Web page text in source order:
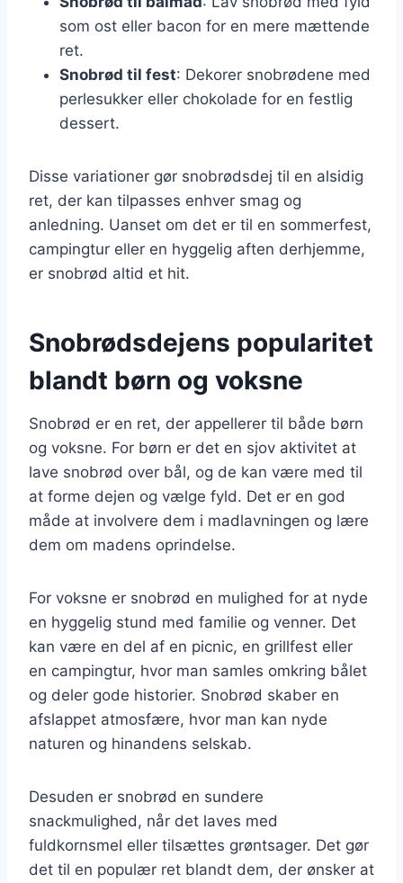
som ost eller bacon for en mere mættende
ret.
Snobrød til fest: Dekorer snobrødene med
perlesukker eller chokolade for en festlig
dessert.
Disse variationer gør snobrødsdej til en alsidig
ret, der kan tilpasses enhver smag og
anledning. Uanset om det er til en sommerfest,
campingtur eller en hyggelig aften derhjemme,
er snobrød altid et hit.
Snobrødsdejens popularitet
blandt børn og voksne
Snobrød er en ret, der appellerer til både børn
og voksne. For børn er det en sjov aktivitet at
lave snobrød over bål, og de kan være med til
at forme dejen og vælge fyld. Det er en god
måde at involvere dem i madlavningen og lære
dem om madens oprindelse.
For voksne er snobrød en mulighed for at nyde
en hyggelig stund med familie og venner. Det
kan være en del af en picnic, en grillfest eller
en campingtur, hvor man samles omkring bålet
og deler gode historier. Snobrød skaber en
afslappet atmosfære, hvor man kan nyde
naturen og hinandens selskab.
Desuden er snobrød en sundere
snackmulighed, når det laves med
fuldkornsmel eller tilsættes grøntsager. Det gør
det til en populær ret blandt dem, der ønsker at